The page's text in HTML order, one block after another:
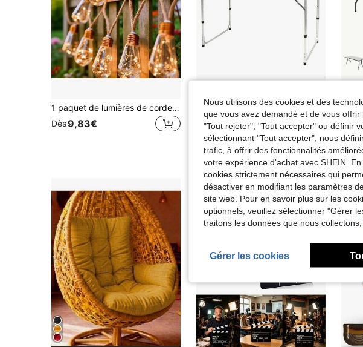
1 paquet de lumières de corde de boule de chanvre solaire extérieure, lumières de décoration de festival extérieur, 8 modes clignotants, capteurs de détection de lumière intelligents, convient pour la cour, le pergola, les arbres, les clôtures, le camping, les fêtes, la décoration de festival
Dès9,83€
Aktive Table de camping pliante réglable en hauteur et antidérapante mauve
36,81€ 38,86€
Dès
Nous utilisons des cookies et des
que vous avez demandé et de vous
"Tout rejeter", "Tout accepter" ou définir
sélectionnant "Tout accepter", nous
trafic, à offrir des fonctionnalités
votre expérience d'achat avec SHEIN.
cookies strictement nécessaires qui
désactiver en modifiant les paramètres
site web. Pour en savoir plus sur les
optionnels, veuillez sélectionner "Gérer
traitons les données que nous collectons,
Gérer les cookies